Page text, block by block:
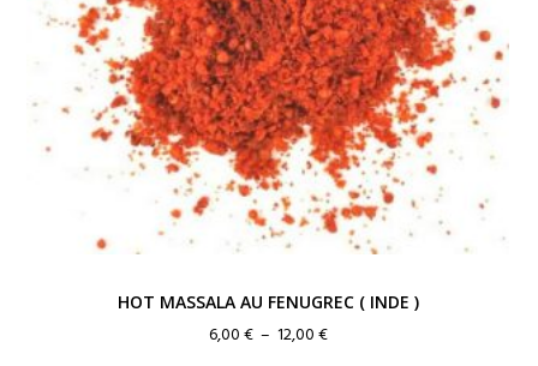
HOT MASSALA AU FENUGREC ( INDE )
6,00€ – 12,00€Plage